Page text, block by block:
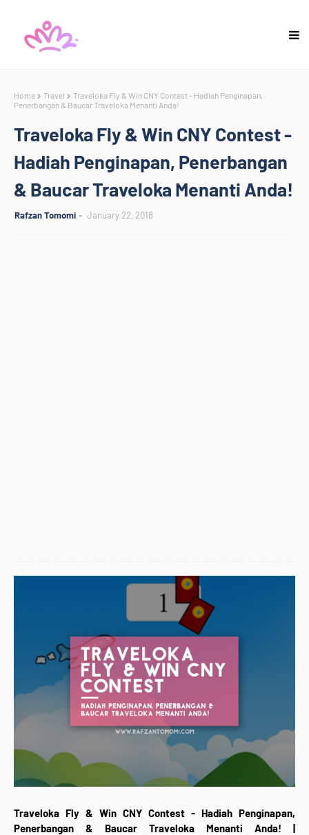
Home Travel
Traveloka Fly & Win CNY Contest - Hadiah Penginapan,
Penerbangan & Baucar Traveloka Menanti Anda!
Traveloka Fly & Win CNY Contest -
Hadiah Penginapan, Penerbangan
& Baucar Traveloka Menanti Anda!
Rafzan Tomomi January 22, 2018
Traveloka Fly & Win CNY Contest - Hadiah Penginapan,
Penerbangan & Baucar Traveloka Menanti Anda! |